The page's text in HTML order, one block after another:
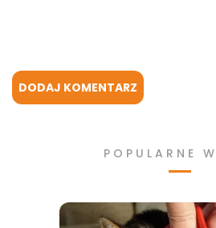
DODAJ KOMENTARZ
POPULARNE